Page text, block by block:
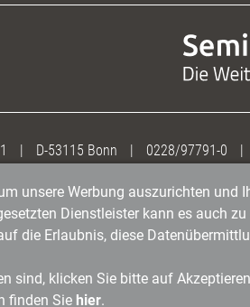
| D-53115 Bonn | 0228/97791-0 |
unsere Werbung auszurichten und
Dienstleister kann es auch
die Erlaubnis, diese
sind, klicken Sie bitte auf
finden Sie hier.